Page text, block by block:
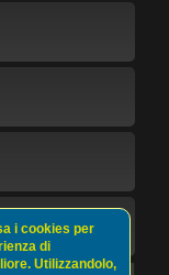
i cookies per
di
Utilizzandolo,